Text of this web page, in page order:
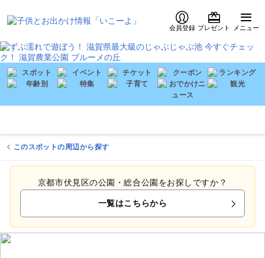
会員登録 プレゼント メニュー
このスポットの周辺から探す
京都市伏見区の公園・総合公園をお探しですか？
一覧はこちらから